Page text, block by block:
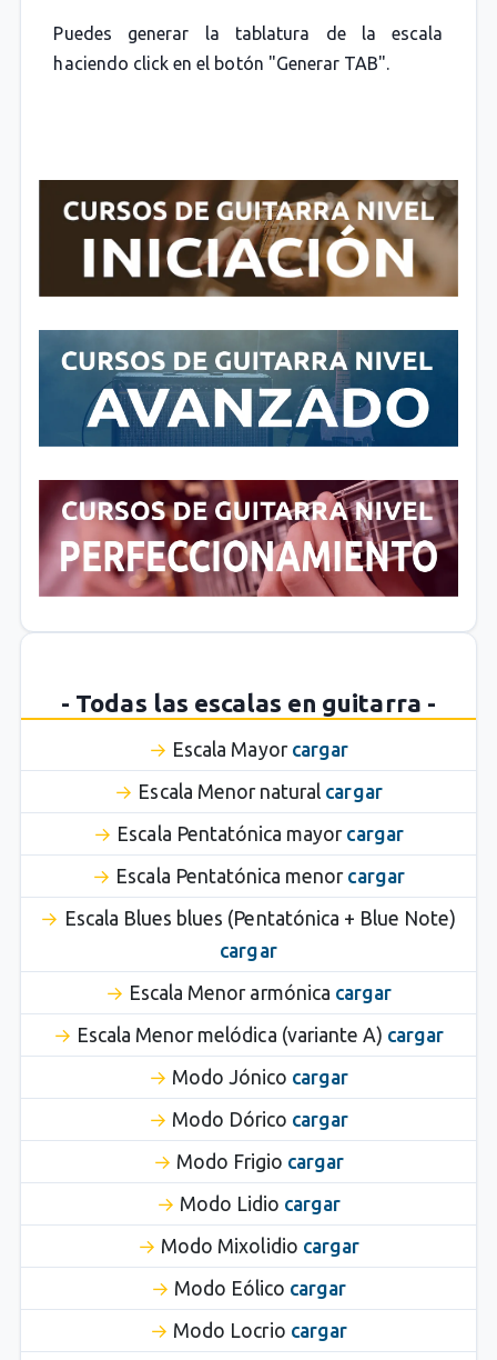
Puedes generar la tablatura de la escala
haciendo click en el botón "Generar TAB".
- Todas las escalas en guitarra -
Escala Mayor cargar
Escala Menor natural cargar
Escala Pentatónica mayor cargar
Escala Pentatónica menor cargar
Escala Blues blues (Pentatónica + Blue Note)
cargar
Escala Menor armónica cargar
Escala Menor melódica (variante A) cargar
Modo Jónico cargar
Modo Dórico cargar
Modo Frigio cargar
Modo Lidio cargar
Modo Mixolidio cargar
Modo Eólico cargar
Modo Locrio cargar